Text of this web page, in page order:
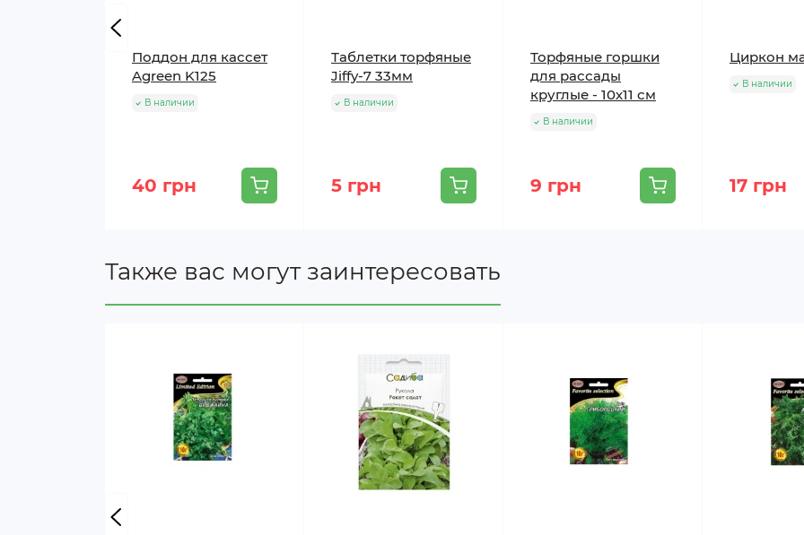
Поддон для кассет
Agreen K125
В наличии
40 грн
Таблетки торфяные
Jiffy-7 33мм
В наличии
5 грн
Торфяные горшки
для рассады
круглые - 10х11 см
В наличии
9 грн
Циркон
В наличии
17 грн
Также вас могут заинтересовать